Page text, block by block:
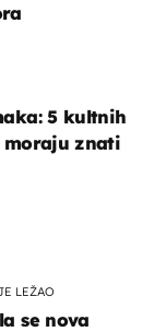
LEŽAO
se nova
5 kultnih
moraju znati